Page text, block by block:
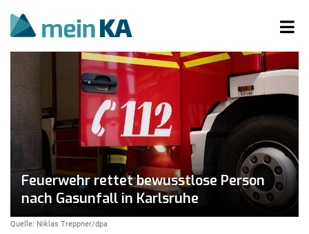
Feuerwehr rettet bewusstlose Person
nach Gasunfall in Karlsruhe
Quelle: Niklas Treppner/dpa